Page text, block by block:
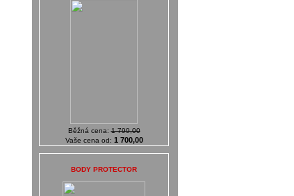
Běžná cena:1 799,00
Vaše cena od: 1 700,00
BODY PROTECTOR